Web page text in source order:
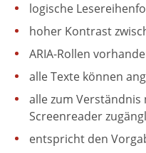
logische
hoher Kontrast
ARIA-Rollen
alle Texte können
alle zum
Screenreader
entspricht den